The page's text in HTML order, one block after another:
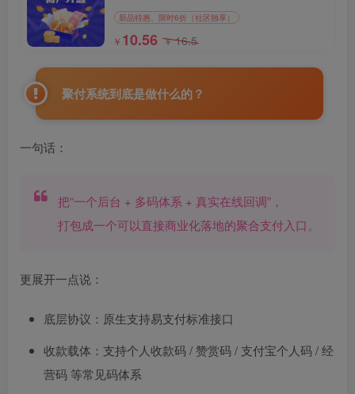
新品特惠、限时6折（社区独享）
￥ 10.56 ￥16.5
聚付系统到底是做什么的？
一句话：
把“一个后台 + 多码体系 + 真实在线回调”，
打包成一个可以直接商业化落地的聚合支付入口。
更展开一点说：
底层协议：原生支持易支付标准接口
收款载体：支持个人收款码 / 赞赏码 / 支付宝个人码 / 经
营码 等常见码体系